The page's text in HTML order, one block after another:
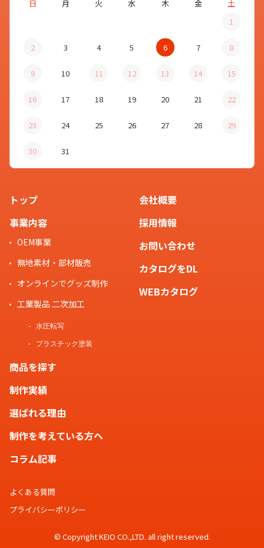
日 月 火 水 木 金
土
1
2 3 4 5 6 7 8
9 10 11 12 13 14 15
16 17 18 19 20 21 22
23 24 25 26 27 28 29
30 31
トップ
事業内容
OEM事業
無地素材・部材販売
オンラインでグッズ制作
工業製品 二次加工
水圧転写
プラスチック塗装
商品を探す
制作実績
選ばれる理由
制作を考えている方へ
コラム記事
会社概要
採用情報
お問い合わせ
カタログをDL
WEBカタログ
よくある質問
プライバシーポリシー
© Copyright KEIO CO.,LTD. all right reserved.